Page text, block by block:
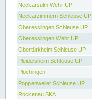
Neckarsulm Wehr UP
Neckarzimmern Schleuse UP
Oberesslingen Schleuse UP
Oberesslingen Wehr UP
Obertürkheim Schleuse UP
Pleidelsheim Schleuse UP
Plochingen
Poppenweiler Schleuse UP
Rockenau SKA